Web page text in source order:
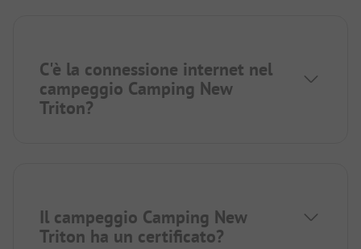
C'è la connessione internet nel
campeggio Camping New
Triton?
Il campeggio Camping New
Triton ha un certificato?